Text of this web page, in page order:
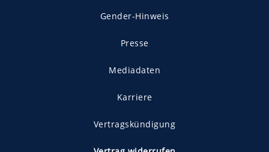
Gender-Hinweis
Presse
Mediadaten
Karriere
Vertragskündigung